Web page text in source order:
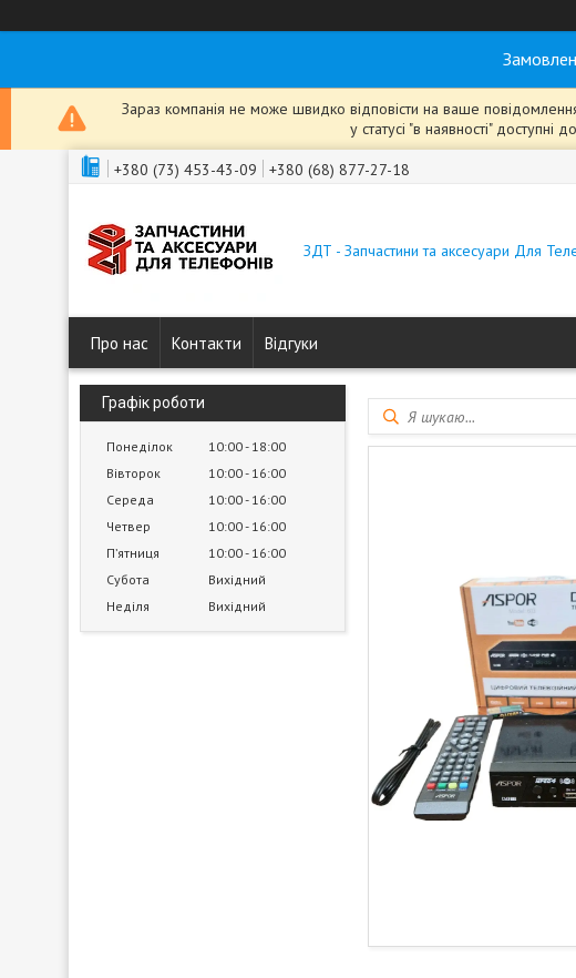
Зараз компанія не може швидко відповісти на ваше
у статусі "в наявності"
+380 (73) 453-43-09 +380 (68) 877-27-18
ЗДТ - Запчастини та аксесуари Для
Про нас Контакти Відгуки
Графік роботи
Понеділок 10:00 18:00
Вівторок
10:00 16:00
Середа
10:00 16:00
Четвер
10:00 16:00
Пʼятниця
10:00 16:00
Субота
Вихідний
Неділя
Вихідний